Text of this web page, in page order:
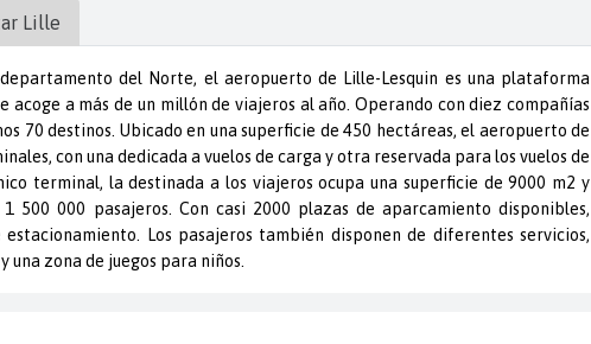
Lille
del Norte, el aeropuerto de Lille-Lesquin es una plataforma
a más de un millón de viajeros al año. Operando con diez compañías
70 destinos. Ubicado en una superficie de 450 hectáreas, el aeropuerto de
con una dedicada a vuelos de carga y otra reservada para los vuelos de
terminal, la destinada a los viajeros ocupa una superficie de 9000 m2 y
500 000 pasajeros. Con casi 2000 plazas de aparcamiento disponibles,
Los pasajeros también disponen de diferentes servicios,
una zona de juegos para niños.